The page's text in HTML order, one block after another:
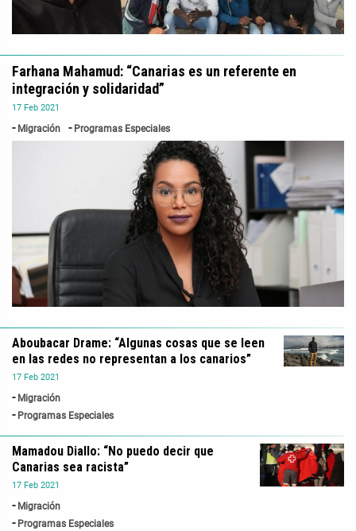
17 Feb 2021
Migración Programas Especiales
Farhana Mahamud: “Canarias es un referente en
integración y solidaridad”
17 Feb 2021
Migración
Programas Especiales
Aboubacar Drame: “Algunas cosas que se leen
en las redes no representan a los canarios”
17 Feb 2021
Migración
Programas Especiales
Mamadou Diallo: “No puedo decir que
Canarias sea racista”